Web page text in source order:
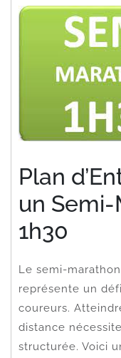
Plan
un
1h30
Le semi-
représente un
coureurs.
distance
structurée. Voici